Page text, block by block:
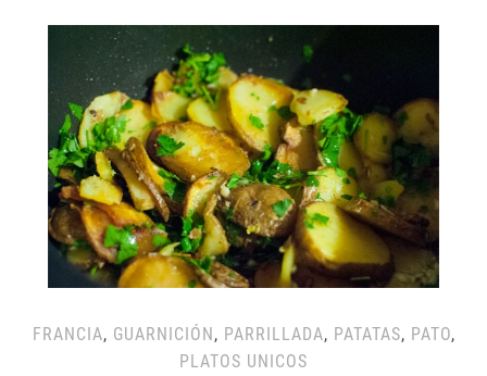
FRANCIA, GUARNICIÓN, PARRILLADA, PATATAS, PATO,
PLATOS UNICOS